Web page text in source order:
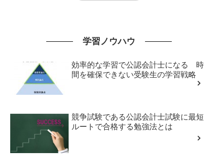
学習ノウハウ
効率的な学習で公認会計士になる 時
間を確保できない受験生の学習戦略
競争試験である公認会計士試験に最短
ルートで合格する勉強法とは